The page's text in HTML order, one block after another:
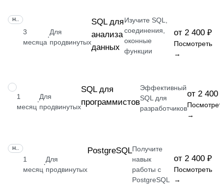
3
месяца
·
Для
продвинутых
SQL для
анализа
данных
Изучите SQL,
соединения,
оконные
функции
от 2 400 ₽
Посмотреть
→
НАВЫК
1
месяц
·
Для
продвинутых
SQL для
программистов
Эффективный
SQL для
разработчиков
от 2
→
1
месяц
·
Для
продвинутых
PostgreSQLПолучите
навык
работы с
PostgreSQL
от 2 400 ₽
Посмотреть
→